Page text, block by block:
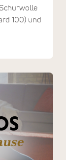
100) und